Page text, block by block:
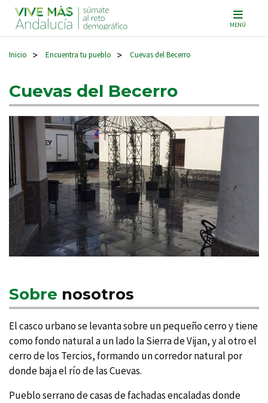
Navegación principal MENÚ
Inicio > Encuentra tu pueblo > Cuevas del Becerro
Cuevas del Becerro
Sobre nosotros
El casco urbano se levanta sobre un pequeño cerro y tiene
como fondo natural a un lado la Sierra de Vijan, y al otro el
cerro de los Tercios, formando un corredor natural por
donde baja el rí­o de las Cuevas.
Pueblo serrano de casas de fachadas encaladas donde